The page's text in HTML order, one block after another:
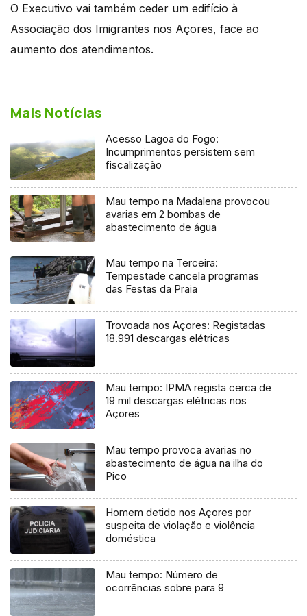
O Executivo vai também ceder um edifício à
Associação dos Imigrantes nos Açores, face ao
aumento dos atendimentos.
Mais Notícias
Acesso Lagoa do Fogo:
Incumprimentos persistem sem
fiscalização
Mau tempo na Madalena provocou
avarias em 2 bombas de
abastecimento de água
Mau tempo na Terceira:
Tempestade cancela programas
das Festas da Praia
Trovoada nos Açores: Registadas
18.991 descargas elétricas
Mau tempo: IPMA regista cerca de
19 mil descargas elétricas nos
Açores
Mau tempo provoca avarias no
abastecimento de água na ilha do
Pico
Homem detido nos Açores por
suspeita de violação e violência
doméstica
Mau tempo: Número de
ocorrências sobre para 9